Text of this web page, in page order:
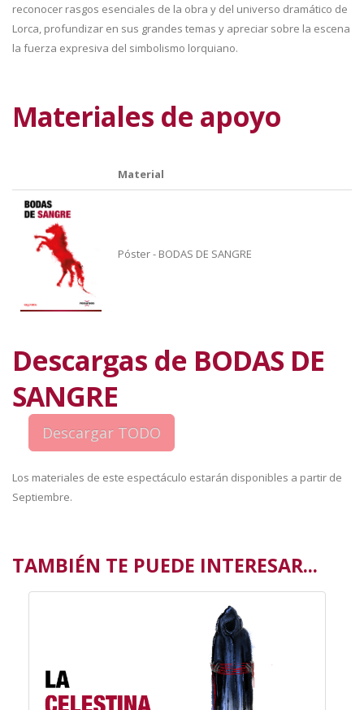
reconocer rasgos esenciales de la obra y del universo dramático de
Lorca, profundizar en sus grandes temas y apreciar sobre la escena
la fuerza expresiva del simbolismo lorquiano.
Materiales de apoyo
Material
Póster - BODAS DE SANGRE
Descargas de BODAS DE
SANGRE
Los materiales de este espectáculo estarán disponibles a partir de
Septiembre.
TAMBIÉN TE PUEDE INTERESAR...